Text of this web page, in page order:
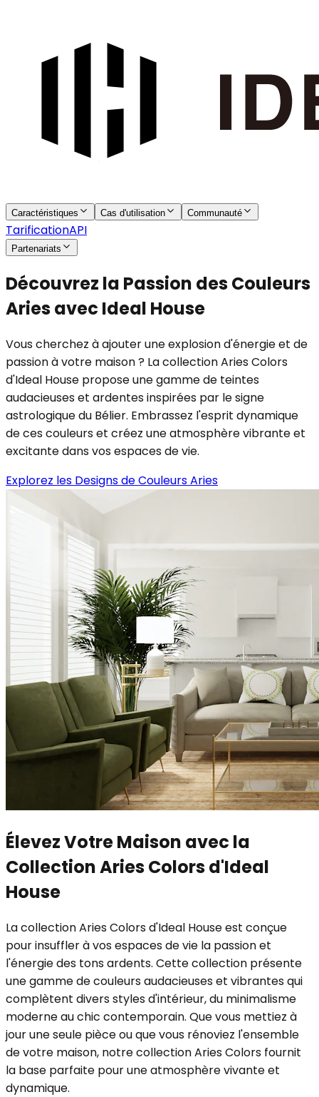
Caractéristiques Cas d'utilisation Communauté
TarificationAPI
Partenariats
Découvrez la Passion des Couleurs
Aries avec Ideal House
Vous cherchez à ajouter une explosion d'énergie et de
passion à votre maison ? La collection Aries Colors
d'Ideal House propose une gamme de teintes
audacieuses et ardentes inspirées par le signe
astrologique du Bélier. Embrassez l'esprit dynamique
de ces couleurs et créez une atmosphère vibrante et
excitante dans vos espaces de vie.
Explorez les Designs de Couleurs Aries
Élevez Votre Maison avec la
Collection Aries Colors d'Ideal
House
La collection Aries Colors d'Ideal House est conçue
pour insuffler à vos espaces de vie la passion et
l'énergie des tons ardents. Cette collection présente
une gamme de couleurs audacieuses et vibrantes qui
complètent divers styles d'intérieur, du minimalisme
moderne au chic contemporain. Que vous mettiez à
jour une seule pièce ou que vous rénoviez l'ensemble
de votre maison, notre collection Aries Colors fournit
la base parfaite pour une atmosphère vivante et
dynamique.